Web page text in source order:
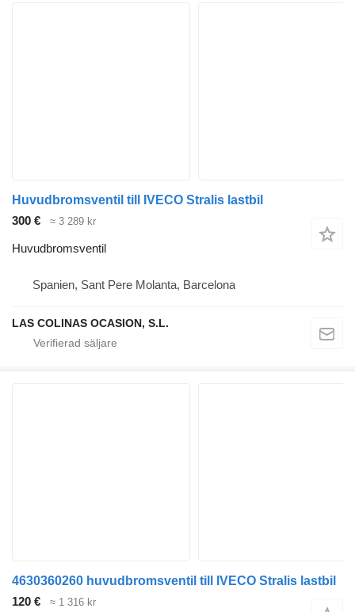
Huvudbromsventil till IVECO Stralis lastbil
300 €
≈ 3 289 kr
Huvudbromsventil
Spanien, Sant Pere Molanta, Barcelona
LAS COLINAS OCASION, S.L.
4630360260 huvudbromsventil till IVECO Stralis lastbil
120 €
≈ 1 316 kr